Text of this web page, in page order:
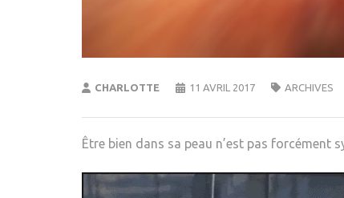
CHARLOTTE 11 AVRIL 2017 ARCHIVES
Être bien dans sa peau n’est pas forcément